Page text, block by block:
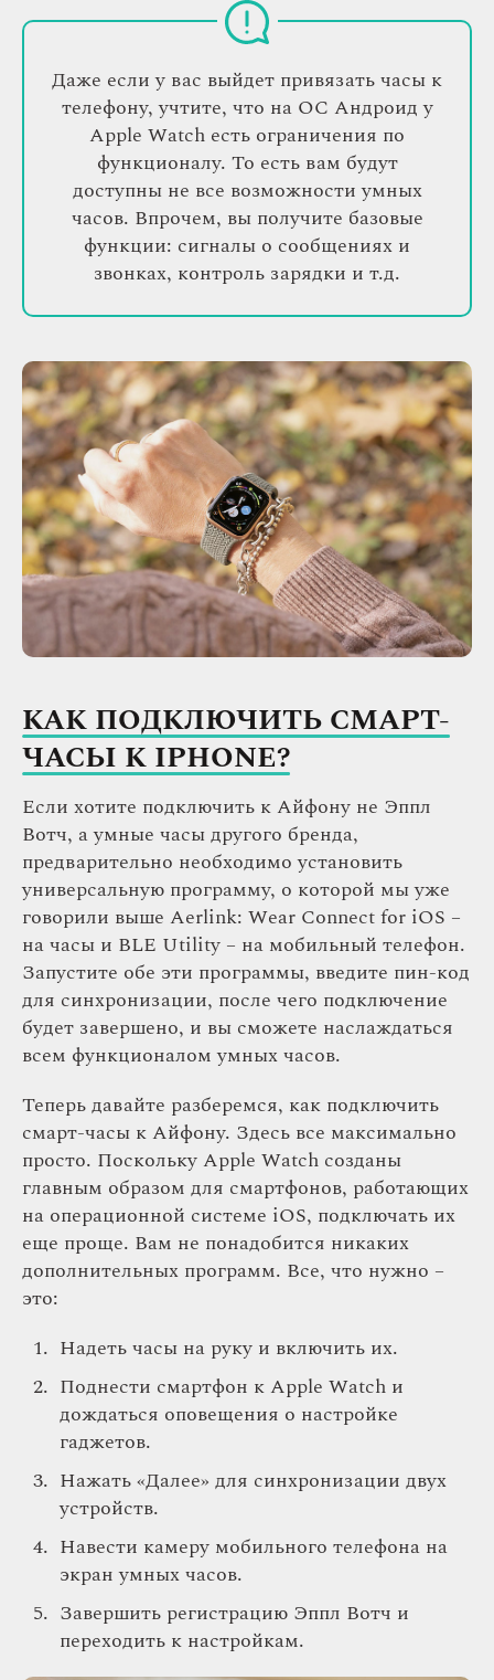
Даже если у вас выйдет привязать часы к
телефону, учтите, что на ОС Андроид у
Apple Watch есть ограничения по
функционалу. То есть вам будут
доступны не все возможности умных
часов. Впрочем, вы получите базовые
функции: сигналы о сообщениях и
звонках, контроль зарядки и т.д.
КАК ПОДКЛЮЧИТЬ СМАРТ-
ЧАСЫ К IPHONE?
Если хотите подключить к Айфону не Эппл
Вотч, а умные часы другого бренда,
предварительно необходимо установить
универсальную программу, о которой мы уже
говорили выше Aerlink: Wear Connect for iOS –
на часы и BLE Utility – на мобильный телефон.
Запустите обе эти программы, введите пин-код
для синхронизации, после чего подключение
будет завершено, и вы сможете наслаждаться
всем функционалом умных часов.
Теперь давайте разберемся, как подключить
смарт-часы к Айфону. Здесь все максимально
просто. Поскольку Apple Watch созданы
главным образом для смартфонов, работающих
на операционной системе iOS, подключать их
еще проще. Вам не понадобится никаких
дополнительных программ. Все, что нужно –
это:
Надеть часы на руку и включить их.
Поднести смартфон к Apple Watch и
дождаться оповещения о настройке
гаджетов.
Нажать «Далее» для синхронизации двух
устройств.
Навести камеру мобильного телефона на
экран умных часов.
Завершить регистрацию Эппл Вотч и
переходить к настройкам.